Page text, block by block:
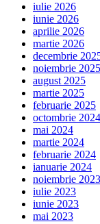
iulie 2026
iunie 2026
aprilie 2026
martie 2026
decembrie
noiembrie 2025
august 2025
martie 2025
februarie 2025
octombrie 2024
mai 2024
martie 2024
februarie 2024
ianuarie 2024
noiembrie 2023
iulie 2023
iunie 2023
mai 2023